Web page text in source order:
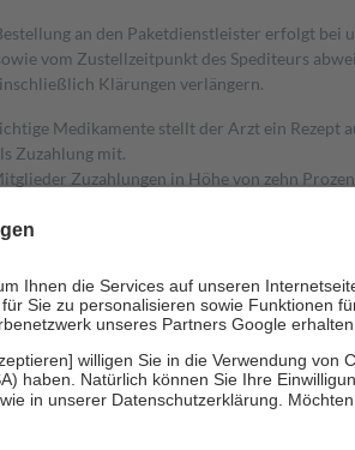
an den Paketdienstleister erfolgt bei
vom Zustellzeitpunkt des Spediteurs
Klärungen verlängern.
Medikamente stellt der Arzt ein Rezept
Zuzahlung mit.
Zuzahlungen in Höhe von zehn
auch für Online-Apotheken.
Versicherten für ihre eigene Gesundheit zu
bis zum vollendeten 18. Lebensjahr mit
und Früherkennung, die von der GKV